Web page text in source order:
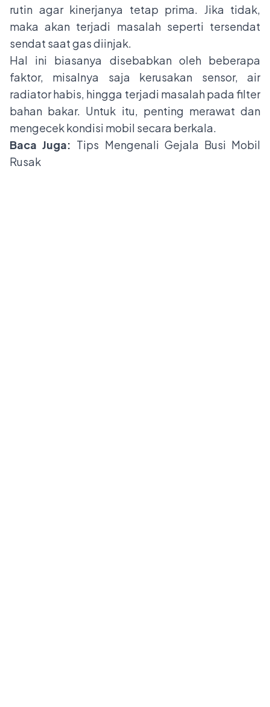
rutin agar kinerjanya tetap prima. Jika tidak,
maka akan terjadi masalah seperti tersendat
sendat saat gas diinjak.
Hal ini biasanya disebabkan oleh beberapa
faktor, misalnya saja kerusakan sensor, air
radiator habis, hingga terjadi masalah pada filter
bahan bakar. Untuk itu, penting merawat dan
mengecek kondisi mobil secara berkala.
Baca Juga: Tips Mengenali Gejala Busi Mobil
Rusak